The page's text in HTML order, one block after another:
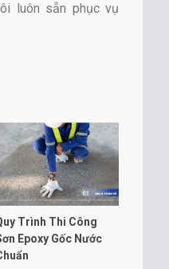
luôn sẵn phục vụ
Trình Thi Công
Epoxy Gốc Nước